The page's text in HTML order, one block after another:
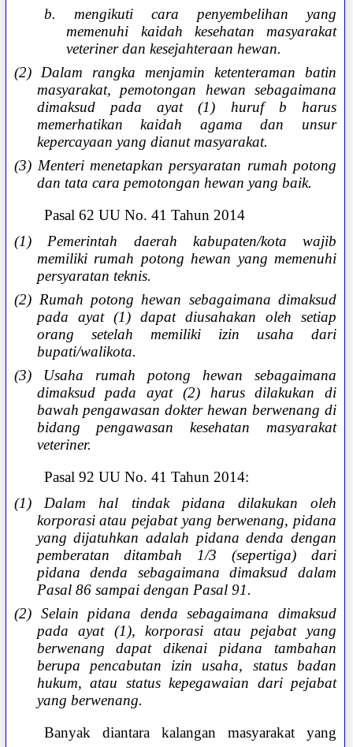
b. mengikuti cara penyembelihan yang
memenuhi kaidah kesehatan masyarakat
veteriner dan kesejahteraan hewan.
(2) Dalam rangka menjamin ketenteraman batin
masyarakat, pemotongan hewan sebagaimana
dimaksud pada ayat (1) huruf b harus
memerhatikan kaidah agama dan unsur
kepercayaan yang dianut masyarakat.
(3) Menteri menetapkan persyaratan rumah potong
dan tata cara pemotongan hewan yang baik.
Pasal 62 UU No. 41 Tahun 2014
(1) Pemerintah daerah kabupaten/kota wajib
memiliki rumah potong hewan yang memenuhi
persyaratan teknis.
(2) Rumah potong hewan sebagaimana dimaksud
pada ayat (1) dapat diusahakan oleh setiap
orang setelah memiliki izin usaha dari
bupati/walikota.
(3) Usaha rumah potong hewan sebagaimana
dimaksud pada ayat (2) harus dilakukan di
bawah pengawasan dokter hewan berwenang di
bidang pengawasan kesehatan masyarakat
veteriner.
Pasal 92 UU No. 41 Tahun 2014:
(1) Dalam hal tindak pidana dilakukan oleh
korporasi atau pejabat yang berwenang, pidana
yang dijatuhkan adalah pidana denda dengan
pemberatan ditambah 1/3 (sepertiga) dari
pidana denda sebagaimana dimaksud dalam
Pasal 86 sampai dengan Pasal 91.
(2) Selain pidana denda sebagaimana dimaksud
pada ayat (1), korporasi atau pejabat yang
berwenang dapat dikenai pidana tambahan
berupa pencabutan izin usaha, status badan
hukum, atau status kepegawaian dari pejabat
yang berwenang.
Banyak diantara kalangan masyarakat yang